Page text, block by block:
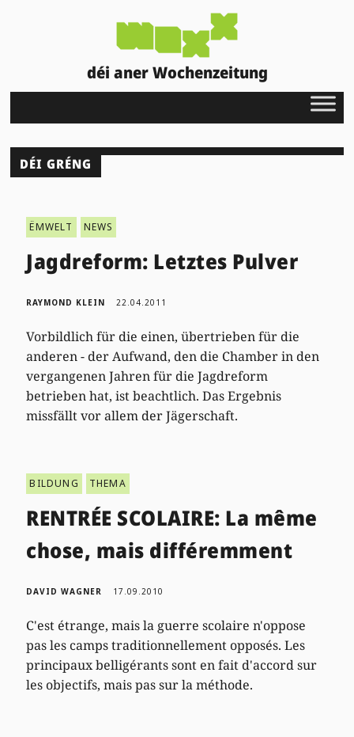
déi aner Wochenzeitung
DÉI GRÉNG
ËMWELT NEWS
Jagdreform: Letztes Pulver
RAYMOND KLEIN 22.04.2011
Vorbildlich für die einen, übertrieben für die
anderen - der Aufwand, den die Chamber in den
vergangenen Jahren für die Jagdreform
betrieben hat, ist beachtlich. Das Ergebnis
missfällt vor allem der Jägerschaft.
BILDUNG THEMA
RENTRÉE SCOLAIRE: La même
chose, mais différemment
DAVID WAGNER 17.09.2010
C'est étrange, mais la guerre scolaire n'oppose
pas les camps traditionnellement opposés. Les
principaux belligérants sont en fait d'accord sur
les objectifs, mais pas sur la méthode.